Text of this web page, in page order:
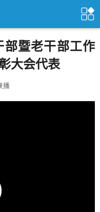
部暨老干部工作
大会代表
播